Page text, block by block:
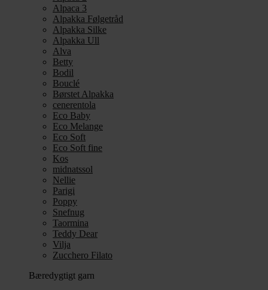
Alpaca 3
Alpakka Følgetråd
Alpakka Silke
Alpakka Ull
Alva
Betty
Bodil
Bouclé
Børstet Alpakka
cenerentola
Eco Baby
Eco Melange
Eco Soft
Eco Soft fine
Kos
midnatssol
Nellie
Parigi
Poppy
Snefnug
Taormina
Teddy Dear
Vilja
Zucchero Filato
Bæredygtigt garn